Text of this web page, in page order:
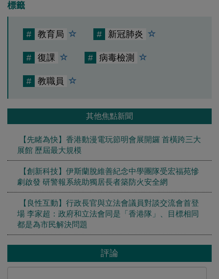
標籤
# 教育局 # 新冠肺炎
# 復課 # 病毒檢測
# 教職員
其他焦點新聞
【先睹為快】香港動漫電玩節明會展開鑼 首橫跨三大
展館 歷屆最大規模
【創新科技】伊斯蘭脫維善紀念中學團隊受宏福苑慘
劇啟發 研警報系統助獨居長者築防火安全網
【良性互動】行政長官與立法會議員對談交流會首登
場 李家超：政府和立法會同是「香港隊」、目標相同
都是為市民解決問題
評論